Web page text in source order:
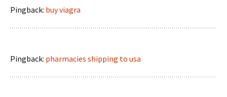
Pingback: buy viagra
Pingback: pharmacies shipping to usa